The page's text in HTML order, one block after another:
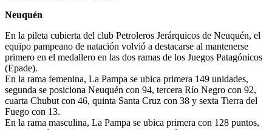
Neuquén
En la pileta cubierta del club Petroleros Jerárquicos de Neuquén, el
equipo pampeano de natación volvió a destacarse al mantenerse
primero en el medallero en las dos ramas de los Juegos Patagónicos
(Epade).
En la rama femenina, La Pampa se ubica primera 149 unidades,
segunda se posiciona Neuquén con 94, tercera Río Negro con 92,
cuarta Chubut con 46, quinta Santa Cruz con 38 y sexta Tierra del
Fuego con 13.
En la rama masculina, La Pampa se ubica primera con 128 puntos,